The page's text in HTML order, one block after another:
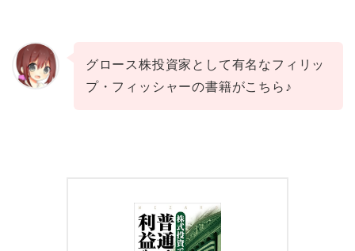
グロース株投資家として有名なフィリッ
プ・フィッシャーの書籍がこちら♪